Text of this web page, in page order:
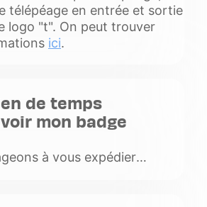
télépéage en entrée et sortie
logo "t". On peut trouver
ici.
de temps
mon badge
à vous expédier